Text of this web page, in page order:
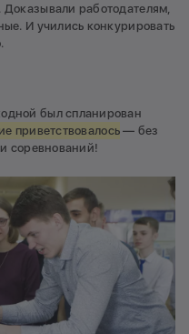
работодателям,
И учились конкурировать
был спланирован
приветствовалось — без
соревнований!